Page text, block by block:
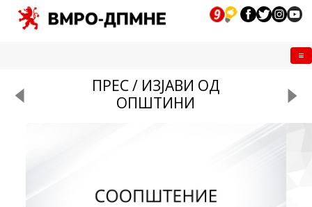
ПРЕС / ИЗЈАВИ ОД
ОПШТИНИ